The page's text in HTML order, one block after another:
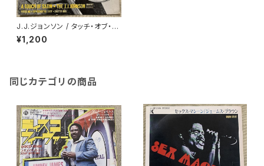
J.J.ジョンソン / タッチ・オブ・サ
テン
¥1,200
同じカテゴリの商品